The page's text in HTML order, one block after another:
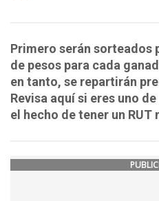
Primero serán sorteados
de pesos para cada
en tanto, se repartirán
Revisa aquí si eres uno
el hecho de tener un RUT